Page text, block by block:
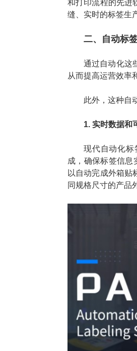
和打印流程的先进
缝、实时的标签生
二、自动标
通过自动化这
从而提高运营效率
此外，这种自
1. 实时数据和
现代自动化标
成，确保标签信息
以自动完成外箱贴
同规格尺寸的产品